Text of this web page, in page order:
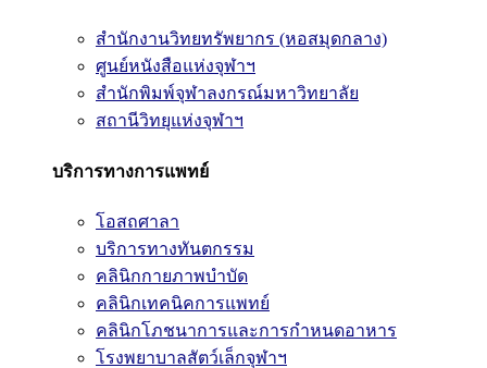
สำนักงานวิทยทรัพยากร (หอสมุดกลาง)
ศูนย์หนังสือแห่งจุฬาฯ
สำนักพิมพ์จุฬาลงกรณ์มหาวิทยาลัย
สถานีวิทยุแห่งจุฬาฯ
บริการทางการแพทย์
โอสถศาลา
บริการทางทันตกรรม
คลินิกกายภาพบำบัด
คลินิกเทคนิคการแพทย์
คลินิกโภชนาการและการกำหนดอาหาร
โรงพยาบาลสัตว์เล็กจุฬาฯ